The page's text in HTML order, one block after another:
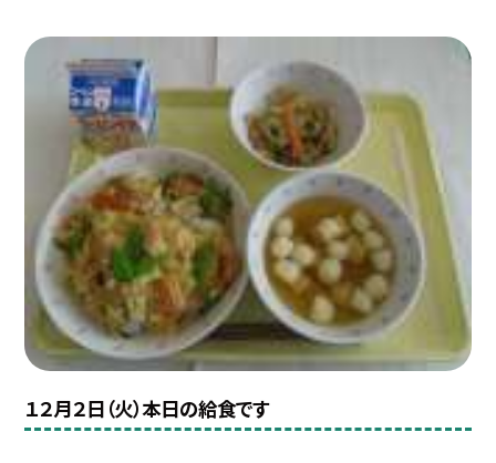
１２月２日（火）本日の給食です